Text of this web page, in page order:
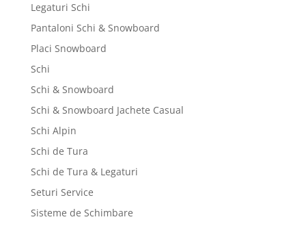
Legaturi Schi
Pantaloni Schi & Snowboard
Placi Snowboard
Schi
Schi & Snowboard
Schi & Snowboard Jachete Casual
Schi Alpin
Schi de Tura
Schi de Tura & Legaturi
Seturi Service
Sisteme de Schimbare